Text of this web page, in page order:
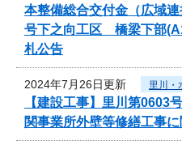
本整備総合交付金（広域
号下之向工区 橋梁下部
札公告
2024年7月26日更新 里川・
【建設工事】里川第0603
関事業所外壁等修繕工事